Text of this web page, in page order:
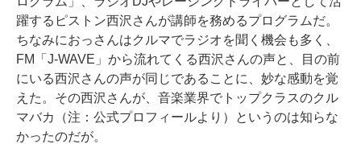
躍するピストン西沢さんが講師を務めるプログラムだ。
ちなみにおっさんはクルマでラジオを聞く機会も多く、
FM「J-WAVE」から流れてくる西沢さんの声と、目の前
にいる西沢さんの声が同じであることに、妙な感動を覚
えた。その西沢さんが、音楽業界でトップクラスのクル
マバカ（注：公式プロフィールより）というのは知らな
かったのだが。